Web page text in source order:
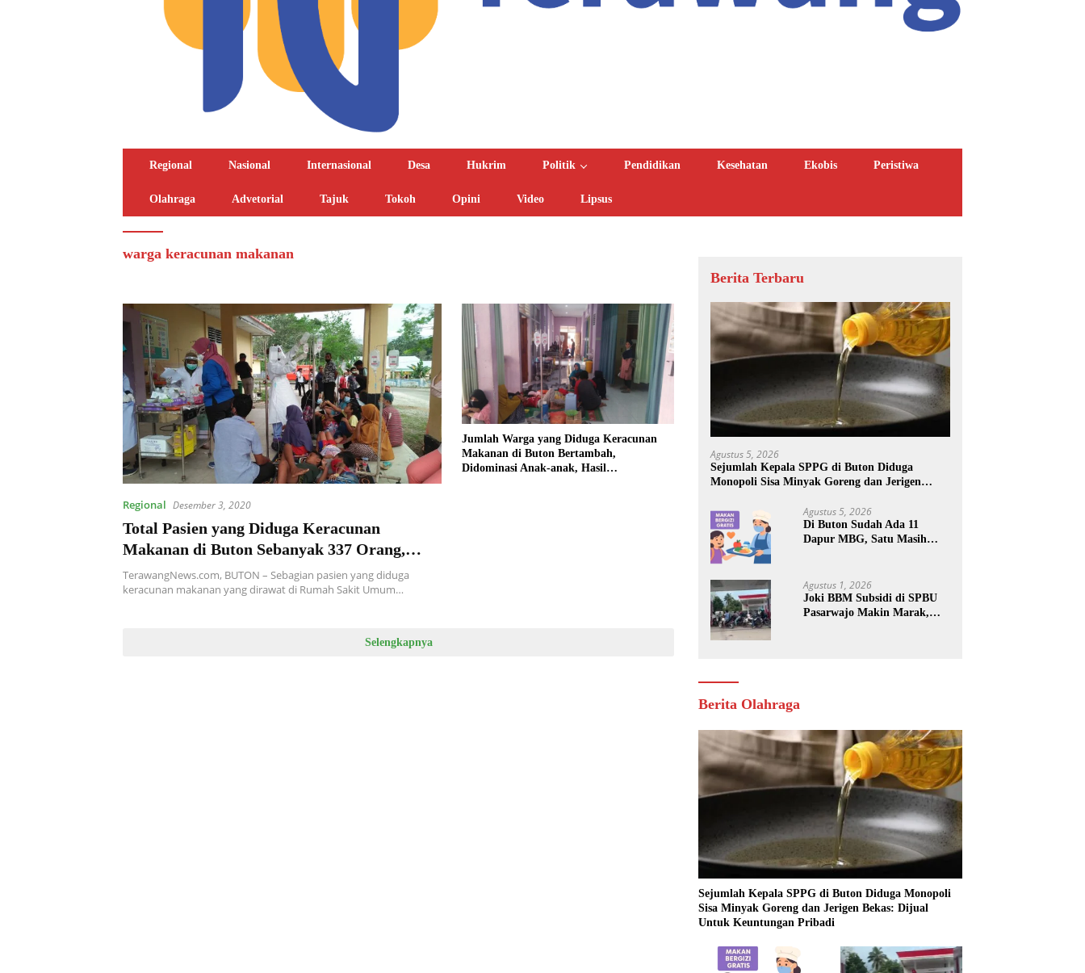
Regional Nasional Internasional Desa Hukrim Politik Pendidikan Kesehatan Ekobis Peristiwa
Olahraga Advetorial Tajuk Tokoh Opini Video Lipsus
warga keracunan makanan
Regional Desember 3, 2020
Total Pasien yang Diduga Keracunan
Makanan di Buton Sebanyak 337 Orang,
Selengkapnya Baca Disini!
TerawangNews.com, BUTON – Sebagian pasien yang diduga
keracunan makanan yang dirawat di Rumah Sakit Umum…
Jumlah Warga yang Diduga Keracunan
Makanan di Buton Bertambah,
Didominasi Anak-anak, Hasil
Selengkapnya
Berita Terbaru
Agustus 5, 2026
Sejumlah Kepala SPPG di Buton Diduga
Monopoli Sisa Minyak Goreng dan Jerigen
Agustus 5, 2026
Di Buton Sudah Ada 11
Dapur MBG, Satu Masih
Agustus 1, 2026
Joki BBM Subsidi di SPBU
Pasarwajo Makin Marak,
Berita Olahraga
Sejumlah Kepala SPPG di Buton Diduga Monopoli
Sisa Minyak Goreng dan Jerigen Bekas: Dijual
Untuk Keuntungan Pribadi